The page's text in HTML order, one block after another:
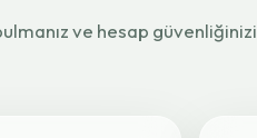
ve hesap güvenliğinizi